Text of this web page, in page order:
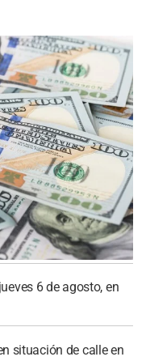
6 de agosto, en
situación de calle en